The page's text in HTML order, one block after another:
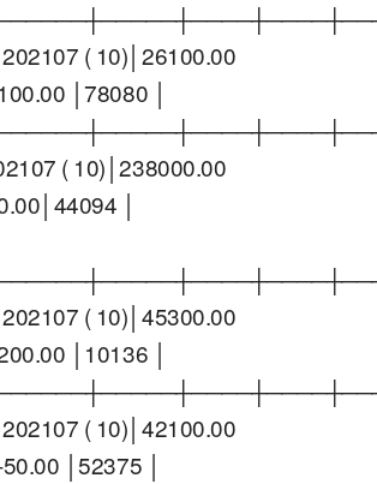
( 10)│26100.00
│78080 │
( 10)│238000.00
│
( 10)│45300.00
│10136 │
( 10)│42100.00
│52375 │